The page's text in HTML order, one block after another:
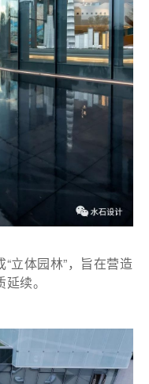
立体园林”，旨在营造
续。